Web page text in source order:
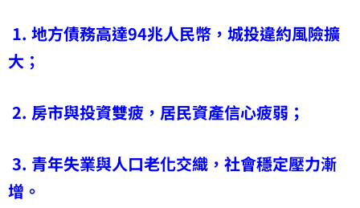
1. 地方債務高達94兆人民幣，城投違約風險擴
大；
2. 房市與投資雙疲，居民資產信心疲弱；
3. 青年失業與人口老化交織，社會穩定壓力漸
增。